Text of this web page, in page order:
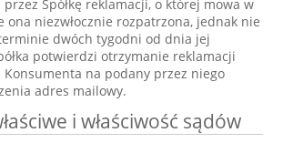
Spółkę reklamacji, o której mowa w
ona niezwłocznie rozpatrzona, jednak nie
dwóch tygodni od dnia jej
potwierdzi otrzymanie reklamacji
Konsumenta na podany przez niego
adres mailowy.
i właściwość sądów